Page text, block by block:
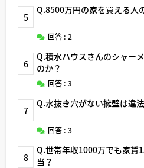
5
Q.8500万円の家を買える人
回答 : 2
6
Q.積水ハウスさんのシャー
のか？
回答 : 3
7
Q.水抜き穴がない擁壁は違
回答 : 3
8
Q.世帯年収1000万でも家賃
当？